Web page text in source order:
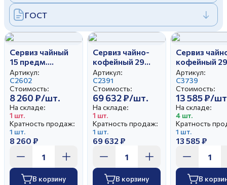
ГОСТ
Сервиз чайный
15 предм.
Тюльпан Сакура
Артикул:
С2602
Стоимость:
8 260 ₽/шт.
На складе:
1 шт.
Кратность продаж:
1 шт.
8 260 ₽
В корзину
Сервиз чайно-
кофейный 29
предм.
Аппетитный
Дворянский
Розовый
Артикул:
С2391
Стоимость:
69 632 ₽/шт.
На складе:
1 шт.
Кратность продаж:
1 шт.
69 632 ₽
В корзину
Сервиз
кофейный 29
предм.
Аппетитный
Цветение
Артикул:
С3739
Стоимость:
13 585 ₽/
На складе:
4 шт.
Кратность
1 шт.
13 585 ₽
В